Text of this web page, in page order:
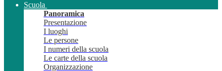
Scuola
Panoramica
Presentazione
I luoghi
Le persone
I numeri della scuola
Le carte della scuola
Organizzazione